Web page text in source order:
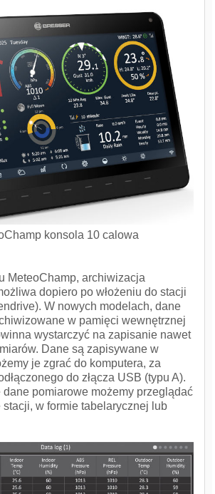
konsola 10 calowa
MeteoChamp, archiwizacja
dopiero po włożeniu do stacji
W nowych modelach, dane
w pamięci wewnętrznej
wystarczyć na zapisanie nawet
Dane są zapisywane w
je zgrać do komputera, za
do złącza USB (typu A).
pomiarowe możemy przeglądać
stacji, w formie tabelarycznej lub